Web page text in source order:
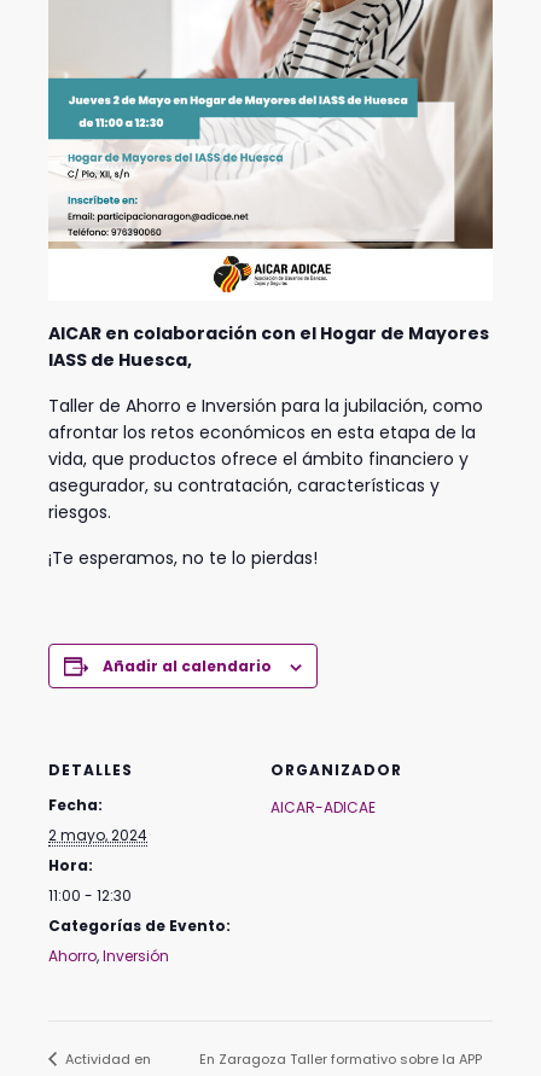
AICAR en colaboración con el Hogar de Mayores
IASS de Huesca,
Taller de Ahorro e Inversión para la jubilación, como
afrontar los retos económicos en esta etapa de la
vida, que productos ofrece el ámbito financiero y
asegurador, su contratación, características y
riesgos.
¡Te esperamos, no te lo pierdas!
Añadir al calendario
DETALLES
Fecha:
2 mayo, 2024
Hora:
11:00 - 12:30
Categorías de Evento:
Ahorro,Inversión
ORGANIZADOR
AICAR-ADICAE
Actividad en
En Zaragoza Taller formativo sobre la APP